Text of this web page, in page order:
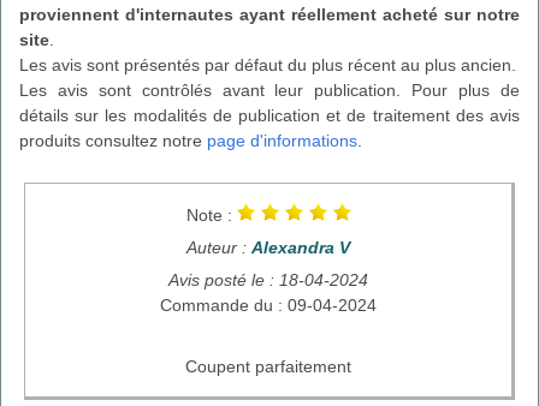
proviennent d'internautes ayant réellement acheté sur notre
site
Les avis sont présentés par défaut du plus récent au plus ancien.
Les avis sont contrôlés avant leur publication. Pour plus de
détails sur les modalités de publication et de traitement des avis
produits consultez notre page d'informations
Note :
Auteur : Alexandra V
Avis posté le : 18-04-2024
Commande du : 09-04-2024
Coupent parfaitement